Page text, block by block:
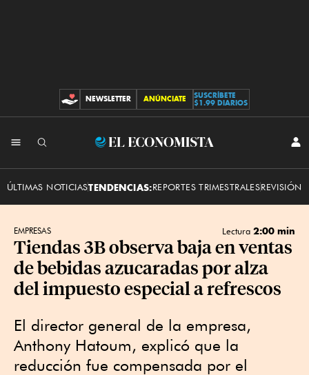
CONTRIBUCIONES
NEWSLETTER ANÚNCIATE
SUSCRÍBETE
$1.99 DIARIOS
El
ÚLTIMAS NOTICIASTENDENCIAS:REPORTES TRIMESTRALESREVISIÓN
EMPRESAS Lectura 2:00 min
Tiendas 3B observa baja en ventas
de bebidas azucaradas por alza
del impuesto especial a refrescos
El director general de la empresa,
Anthony Hatoum, explicó que la
reducción fue compensada por el